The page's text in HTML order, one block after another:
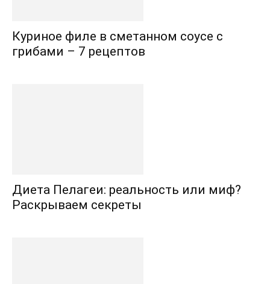
Куриное филе в сметанном соусе с
грибами – 7 рецептов
Диета Пелагеи: реальность или миф?
Раскрываем секреты